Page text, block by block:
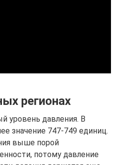
регионах
уровень давления. В
значение 747-749 единиц.
выше порой
потому давление